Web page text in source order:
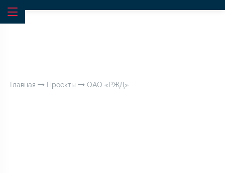
Главная Проекты ОАО «РЖД»